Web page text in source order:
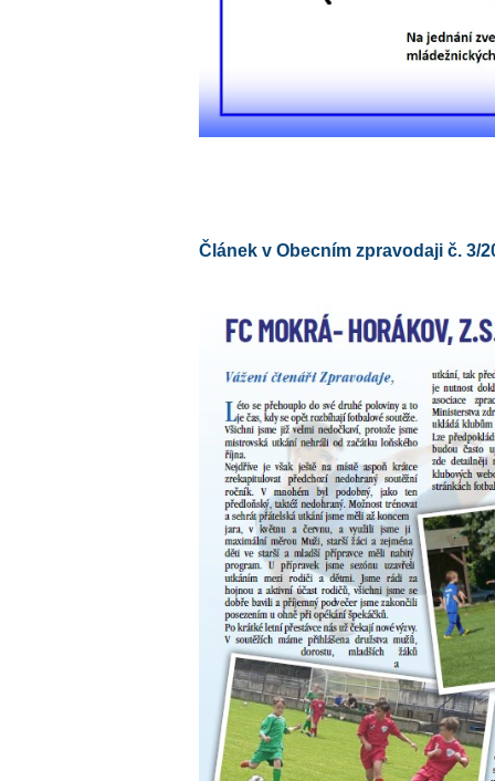
Článek v Obecním zpravodaji č. 3/